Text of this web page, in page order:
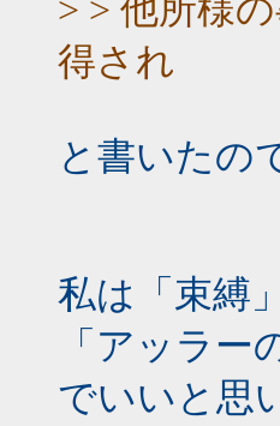
> > 他所様
得され
と書いたの
私は「束縛
「アッラ
でいいと思